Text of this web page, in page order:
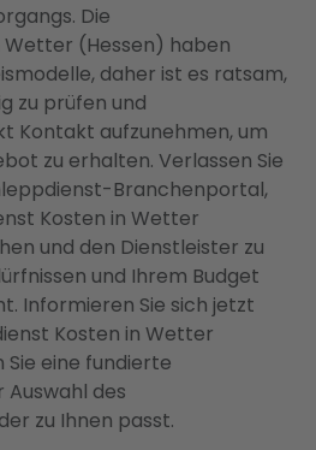
Die
(Hessen) haben
daher ist es ratsam,
zu prüfen und
Kontakt aufzunehmen, um
zu erhalten. Verlassen Sie
Branchenportal,
Kosten in Wetter
und den Dienstleister zu
und Ihrem Budget
Informieren Sie sich jetzt
Kosten in Wetter
eine fundierte
Auswahl des
zu Ihnen passt.